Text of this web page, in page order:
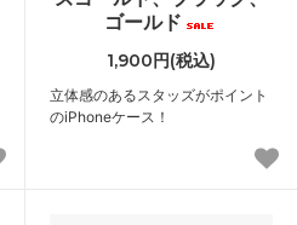
ゴールド
1,900円(税込)
立体感のあるスタッズがポイント
のiPhoneケース！